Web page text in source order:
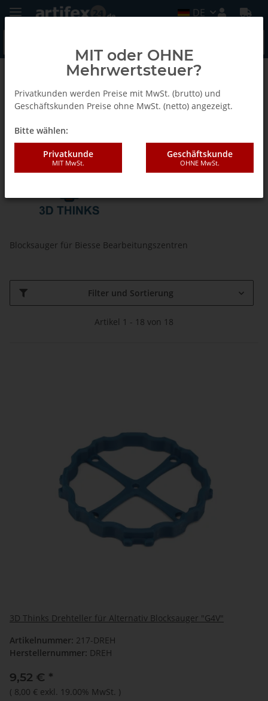
DE
Hersteller
3D Thinks
Blocksauger für Biesse Bearbeitungszentren
Filter und Sortierung
Artikel 1 - 18 von 18
3D Thinks Drehteller für Alternativ Blocksauger "G4V"
Artikelnummer: 217-DREH
Herstellernummer: DREH
9,52 € *
( 8,00 € exkl. 19.00% MwSt. )
MIT oder OHNE
Mehrwertsteuer?
Privatkunden werden Preise mit MwSt. (brutto) und
Geschäftskunden Preise ohne MwSt. (netto) angezeigt.
Bitte wählen:
Privatkunde
MIT MwSt.
Geschäftskunde
OHNE MwSt.